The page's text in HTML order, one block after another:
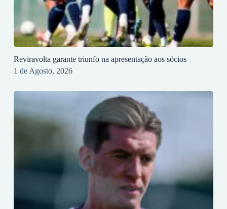
Reviravolta garante triunfo na apresentação aos sócios
1 de Agosto, 2026